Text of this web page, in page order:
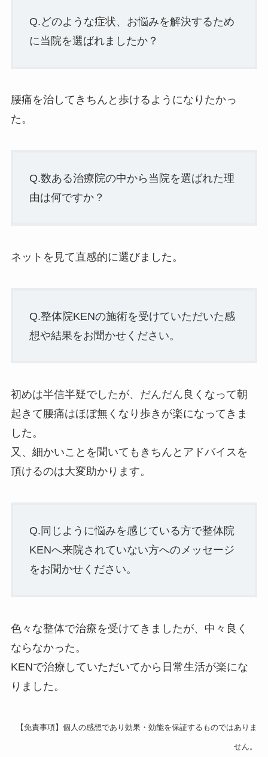
Q.どのような症状、お悩みを解決するため
に当院を選ばれましたか？
腰痛を治してきちんと歩けるようになりたかっ
た。
Q.数ある治療院の中から当院を選ばれた理
由は何ですか？
ネットを見て直感的に選びました。
Q.整体院KENの施術を受けていただいた感
想や結果をお聞かせください。
初めは半信半疑でしたが、だんだん良くなって朝
起きて腰痛はほぼ無くなり歩きが楽になってきま
した。
又、細かいことを聞いてもきちんとアドバイスを
頂けるのは大変助かります。
Q.同じように悩みを感じている方で整体院
KENへ来院されていない方へのメッセージ
をお聞かせください。
色々な整体で治療を受けてきましたが、中々良く
ならなかった。
KENで治療していただいてから日常生活が楽にな
りました。
【免責事項】個人の感想であり効果・効能を保証するものではありま
せん。